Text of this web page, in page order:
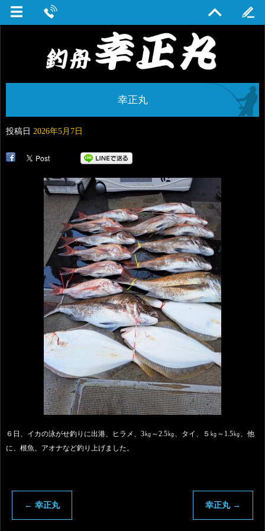
幸正丸
投稿日 2026年5月7日
６日、イカの泳がせ釣りに出港、ヒラメ、3㎏～2.5㎏、タイ、５㎏～1.5㎏、他
に、根魚、アオナなど釣り上げました。
← 幸正丸 幸正丸 →